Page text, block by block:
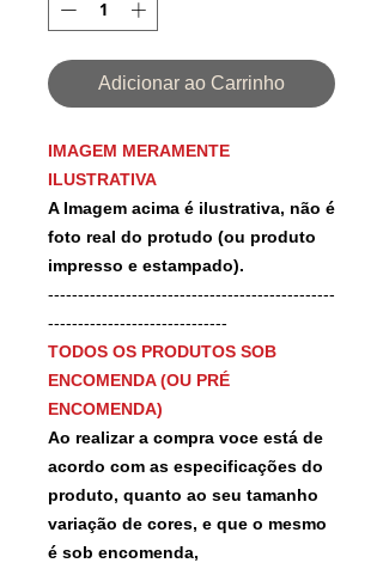
Adicionar ao Carrinho
IMAGEM MERAMENTE
ILUSTRATIVA
A Imagem acima é ilustrativa, não é
foto real do protudo (ou produto
impresso e estampado).
------------------------------------------------
------------------------------
TODOS OS PRODUTOS SOB
ENCOMENDA (OU PRÉ
ENCOMENDA)
Ao realizar a compra voce está de
acordo com as especificações do
produto, quanto ao seu tamanho
variação de cores, e que o mesmo
é sob encomenda,